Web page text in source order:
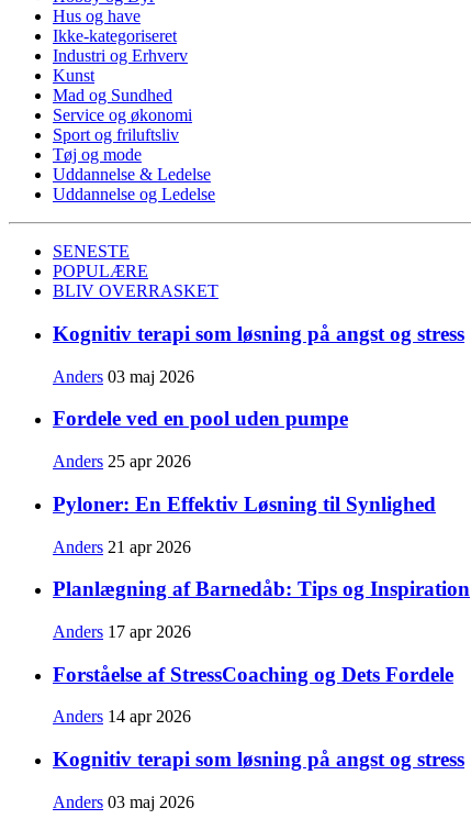
Hus og have
Ikke-kategoriseret
Industri og Erhverv
Kunst
Mad og Sundhed
Service og økonomi
Sport og friluftsliv
Tøj og mode
Uddannelse & Ledelse
Uddannelse og Ledelse
SENESTE
POPULÆRE
BLIV OVERRASKET
Kognitiv terapi som løsning på angst og stress
Anders 03 maj 2026
Fordele ved en pool uden pumpe
Anders 25 apr 2026
Pyloner: En Effektiv Løsning til Synlighed
Anders 21 apr 2026
Planlægning af Barnedåb: Tips og Inspiration
Anders 17 apr 2026
Forståelse af StressCoaching og Dets Fordele
Anders 14 apr 2026
Kognitiv terapi som løsning på angst og stress
Anders 03 maj 2026